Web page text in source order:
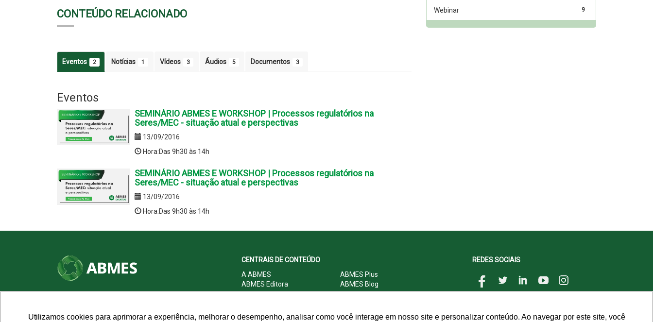
Utilizamos cookies para aprimorar a experiência, melhorar o desempenho, analisar como você interage em nosso site e personalizar conteúdo. Ao navegar por este site, você
CONTEÚDO RELACIONADO
Eventos 2 Notícias 1 Vídeos 3 Áudios 5 Documentos 3
Eventos
SEMINÁRIO ABMES E WORKSHOP | Processos regulatórios na
Seres/MEC - situação atual e perspectivas
13/09/2016
Hora:Das 9h30 às 14h
SEMINÁRIO ABMES E WORKSHOP | Processos regulatórios na
Seres/MEC - situação atual e perspectivas
13/09/2016
Hora:Das 9h30 às 14h
9
Webinar
CEP: 70.701-060 - Asa Norte, Brasília/DF
CENTRAIS DE CONTEÚDO
A ABMES
ABMES Plus
ABMES Editora
ABMES Blog
ABMES LInC
Legislação
Central do Associado ABMES
Contato
REDES SOCIAIS